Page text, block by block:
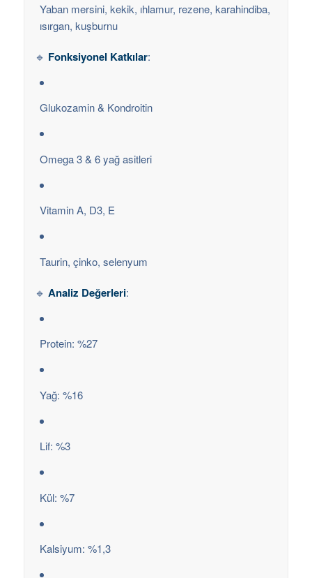
Yaban mersini, kekik, ıhlamur, rezene, karahindiba,
ısırgan, kuşburnu
🔹 Fonksiyonel Katkılar:
Glukozamin & Kondroitin
Omega 3 & 6 yağ asitleri
Vitamin A, D3, E
Taurin, çinko, selenyum
🔹 Analiz Değerleri:
Protein: %27
Yağ: %16
Lif: %3
Kül: %7
Kalsiyum: %1,3